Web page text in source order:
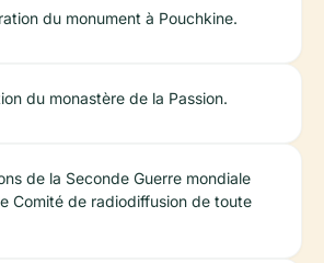
du monument à Pouchkine.
du monastère de la Passion.
de la Seconde Guerre mondiale
Comité de radiodiffusion de toute